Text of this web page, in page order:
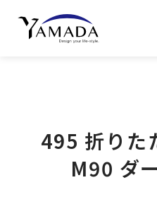
495 折りた
M90 ダ